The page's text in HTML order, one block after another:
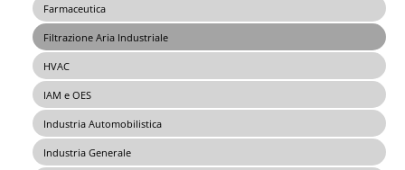
Farmaceutica
Filtrazione Aria Industriale
HVAC
IAM e OES
Industria Automobilistica
Industria Generale